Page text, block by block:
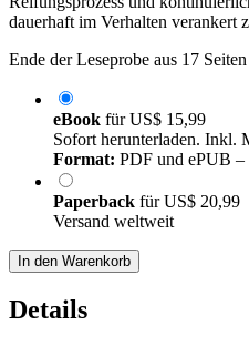
dauerhaft im Verhalten verankert
Ende der Leseprobe aus 17
eBook fürUS$ 15,99
Sofort herunterladen. Inkl.
Format: PDF und ePUB –
Paperback fürUS$ 20,99
Versand weltweit
In den Warenkorb
Details